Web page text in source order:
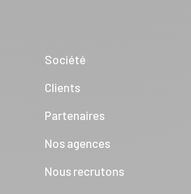
Société
Clients
Partenaires
Nos agences
Nous recrutons